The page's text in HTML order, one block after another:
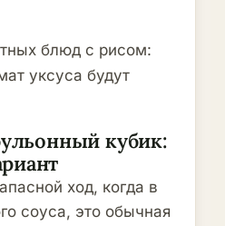
блюд с рисом:
уксуса будут
кубик:
ход, когда в
соуса, это обычная